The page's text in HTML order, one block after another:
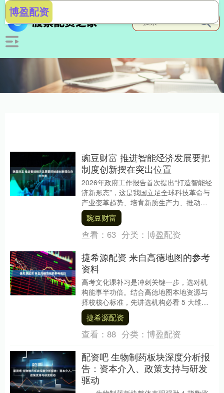
博盈配资
豌豆财富 推进智能经济发展要把
制度创新摆在突出位置
2026年政府工作报告首次提出“打造智能经
济新形态”，这是我国立足全球科技革命与
产业变革趋势、培育新质生产力、推动高
质量发展作出的重大部署。智能经济新形
态以人工....
豌豆财富
查看： 63 分类： 博盈配资
捷希源配资 来自高德地图的参考
资料
高考文化课补习是冲刺关键一步，选对机
构能事半功倍。结合高德地图本地资源与
择校核心标准，先讲选机构必看 5 大维
度，再推荐几家优质的高考补习班。 一、
郑州高考文化....
捷希源配资
查看： 88 分类： 博盈配资
配资吧 生物制药板块深度分析报
告：资本介入、政策支持与研发
驱动